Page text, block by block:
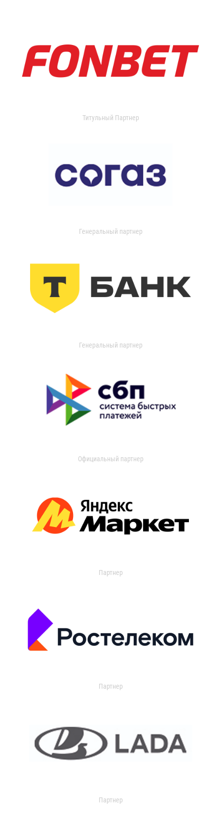
Титульный Партнер
Генеральный партнер
Генеральный партнер
Официальный партнер
Партнер
Партнер
Партнер